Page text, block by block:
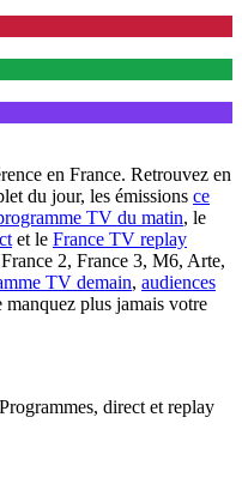
en France. Retrouvez en
du jour, les émissions ce
TV du matin, le
et le France TV replay
2, France 3, M6, Arte,
TV demain, audiences
plus jamais votre
direct et replay